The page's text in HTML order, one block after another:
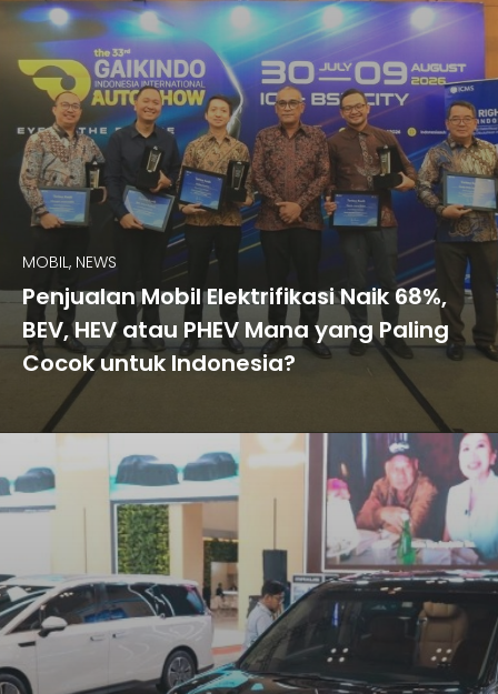
MOBIL, NEWS
Penjualan Mobil Elektrifikasi Naik 68%,
BEV, HEV atau PHEV Mana yang Paling
Cocok untuk Indonesia?